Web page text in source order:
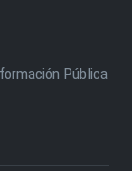
Pública